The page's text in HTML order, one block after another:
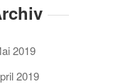
2019
2019